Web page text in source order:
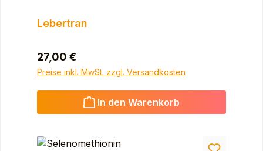
Lebertran
Regulärer Preis:
27,00 €
Preise inkl. MwSt. zzgl. Versandkosten
In den Warenkorb